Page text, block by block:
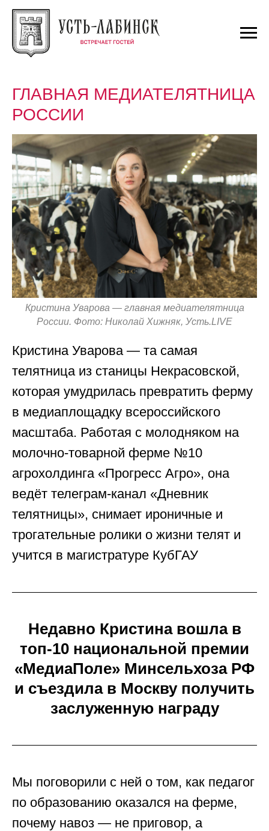
ГЛАВНАЯ МЕДИАТЕЛЯТНИЦА
РОССИИ
Кристина Уварова — главная медиателятница
России. Фото: Николай Хижняк, Усть.LIVE
Кристина Уварова — та самая
телятница из станицы Некрасовской,
которая умудрилась превратить ферму
в медиаплощадку всероссийского
масштаба. Работая с молодняком на
молочно-товарной ферме №10
агрохолдинга «Прогресс Агро», она
ведёт телеграм‑канал «Дневник
телятницы», снимает ироничные и
трогательные ролики о жизни телят и
учится в магистратуре КубГАУ
Недавно Кристина вошла в
топ‑10 национальной премии
«МедиаПоле» Минсельхоза РФ
и съездила в Москву получить
заслуженную награду
Мы поговорили с ней о том, как педагог
по образованию оказался на ферме,
почему навоз — не приговор, а